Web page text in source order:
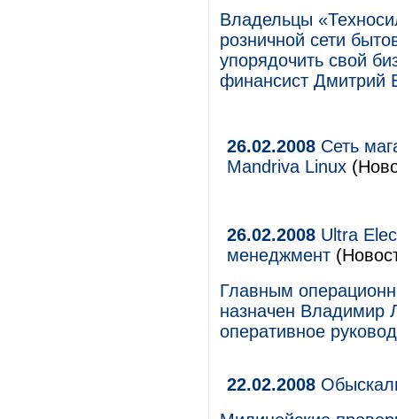
Владельцы
розничной сети
упорядочить свой
финансист Дмитрий
26.02.2008 Сеть
Mandriva Linux
26.02.2008 Ultra
менеджмент
Главным
назначен Владимир
оперативное
22.02.2008